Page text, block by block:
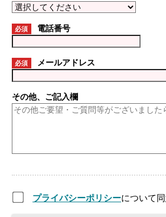
必須 電話番号
必須 メールアドレス
その他、ご記入欄
プライバシーポリシーについて